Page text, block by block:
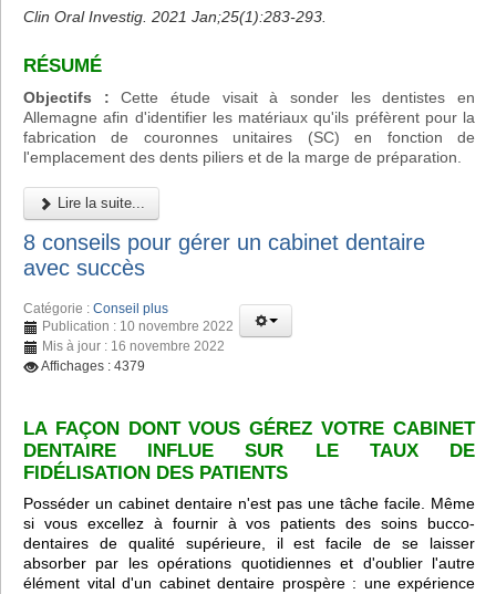
Clin Oral Investig. 2021 Jan;25(1):283-293.
RÉSUMÉ
Objectifs : Cette étude visait à sonder les dentistes en
Allemagne afin d'identifier les matériaux qu'ils préfèrent pour la
fabrication de couronnes unitaires (SC) en fonction de
l'emplacement des dents piliers et de la marge de préparation.
Lire la suite...
8 conseils pour gérer un cabinet dentaire
avec succès
Catégorie : Conseil plus
Publication : 10 novembre 2022
Mis à jour : 16 novembre 2022
Affichages : 4379
LA FAÇON DONT VOUS GÉREZ VOTRE CABINET
DENTAIRE INFLUE SUR LE TAUX DE
FIDÉLISATION DES PATIENTS
Posséder un cabinet dentaire n'est pas une tâche facile. Même
si vous excellez à fournir à vos patients des soins bucco-
dentaires de qualité supérieure, il est facile de se laisser
absorber par les opérations quotidiennes et d'oublier l'autre
élément vital d'un cabinet dentaire prospère : une expérience